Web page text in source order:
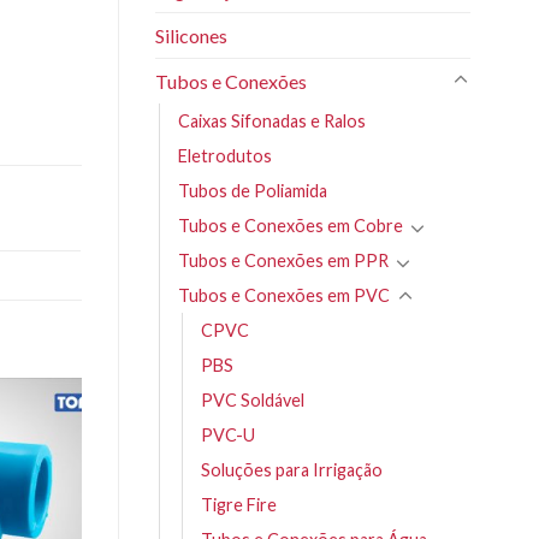
Silicones
Tubos e Conexões
Caixas Sifonadas e Ralos
Eletrodutos
Tubos de Poliamida
Tubos e Conexões em Cobre
Tubos e Conexões em PPR
Tubos e Conexões em PVC
CPVC
PBS
PVC Soldável
PVC-U
Soluções para Irrigação
Tigre Fire